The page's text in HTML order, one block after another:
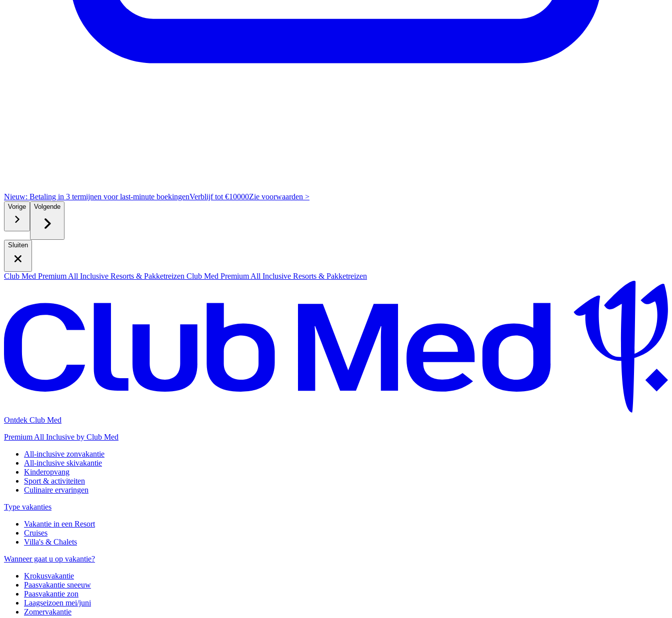
Nieuw: Betaling in 3 termijnen voor last-minute boekingenVerblijf tot €10000Zie voorwaarden >
Vorige Volgende
Sluiten
Club Med Premium All Inclusive Resorts & Pakketreizen Club Med Premium All Inclusive Resorts & Pakketreizen
Ontdek Club Med
Premium All Inclusive by Club Med
All-inclusive zonvakantie
All-inclusive skivakantie
Kinderopvang
Sport & activiteiten
Culinaire ervaringen
Type vakanties
Vakantie in een Resort
Cruises
Villa's & Chalets
Wanneer gaat u op vakantie?
Krokusvakantie
Paasvakantie sneeuw
Paasvakantie zon
Laagseizoen mei/juni
Zomervakantie